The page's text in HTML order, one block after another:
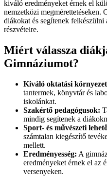
kiváló eredményeket érnek el
nemzetközi megmérettetéseken.
diákokat és segítenek felkészülni
részvételre.
Miért válassza
Gimnáziumot?
Kiváló oktatási
tantermek, könyvtár és
iskolánkat.
Szakértő pedagógusok:
mindig segítenek a
Sport- és művészeti
számtalan kiegészítő
mellett.
Eredményesség: A
eredményeket érnek el az
versenyeken.